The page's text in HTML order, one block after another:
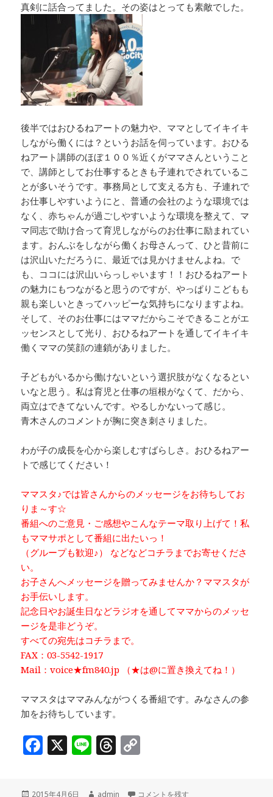
真剣に話合ってました。その姿はとっても素敵でした。
後半ではおひるねアートの魅力や、ママとしてイキイキ
しながら働くには？というお話を伺っています。おひる
ねアート講師のほぼ１００％近くがママさんということ
で、講師としてお仕事するときも子連れでされているこ
とが多いそうです。事務局として支える方も、子連れで
お仕事しやすいようにと、普通の会社のような環境では
なく、赤ちゃんが過ごしやすいような環境を整えて、マ
マ同志で助け合って育児しながらのお仕事に励まれてい
ます。おんぶをしながら働くお母さんって、ひと昔前に
は沢山いただろうに、最近では見かけませんよね。で
も、ココには沢山いらっしゃいます！！おひるねアート
の魅力にもつながると思うのですが、やっぱりこどもも
親も楽しいときってハッピーな気持ちになりますよね。
そして、そのお仕事にはママだからこそできることがエ
ッセンスとして光り、おひるねアートを通してイキイキ
働くママの笑顔の連鎖がありました。
子どもがいるから働けないという選択肢がなくなるとい
いなと思う。私は育児と仕事の垣根がなくて、だから、
両立はできてないんです。やるしかないって感じ。
青木さんのコメントが胸に突き刺さりました。
わが子の成長を心から楽しむすばらしさ。おひるねアー
トで感じてください！
ママスタ♪では皆さんからのメッセージをお待ちしてお
りま～す☆
番組へのご意見・ご感想やこんなテーマ取り上げて！私
もママサポとして番組に出たいっ！
（グループも歓迎♪） などなどコチラまでお寄せくださ
い。
お子さんへメッセージを贈ってみませんか？ママスタが
お手伝いします。
記念日やお誕生日などラジオを通してママからのメッセ
ージを是非どうぞ。
すべての宛先はコチラまで。
FAX：03-5542-1917
Mail：voice★fm840.jp （★は@に置き換えてね！）
ママスタはママみんながつくる番組です。みなさんの参
加をお待ちしています。
F
c
X Li
e
T
投
2015年4月6日 作
admin 「Happy Time♫（後半）」ゲスト：日
コメントを残す